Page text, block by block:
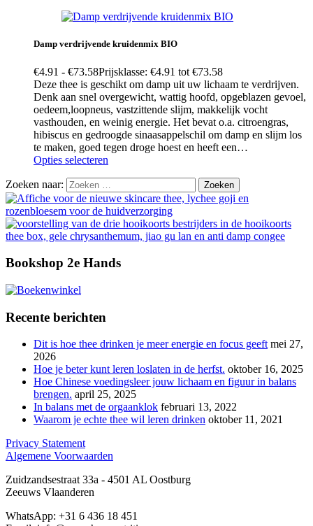
Damp verdrijvende kruidenmix BIO
€4.91 - €73.58Prijsklasse: €4.91 tot €73.58
Deze thee is geschikt om damp uit uw lichaam te verdrijven.
Denk aan snel overgewicht, wattig hoofd, opgeblazen gevoel,
oedeem,loopneus, vastzittende slijm, makkelijk vocht
vasthouden, en weinig energie. Het bevat o.a. citroengras,
hibiscus en gedroogde sinaasappelschil om damp en slijm los
te maken, goed tegen droge hoest en heeft een…
Opties selecteren
Zoeken naar:
Bookshop 2e Hands
Recente berichten
Dit is hoe thee drinken je meer energie en focus geeft mei 27,
2026
Hoe je beter kunt leren loslaten in de herfst. oktober 16, 2025
Hoe Chinese voedingsleer jouw lichaam en figuur in balans
brengen. april 25, 2025
In balans met de orgaanklok februari 13, 2022
Waarom je echte thee wil leren drinken oktober 11, 2021
Privacy Statement
Algemene Voorwaarden
Zuidzandsestraat 33a - 4501 AL Oostburg
Zeeuws Vlaanderen
WhatsApp: +31 6 436 18 451